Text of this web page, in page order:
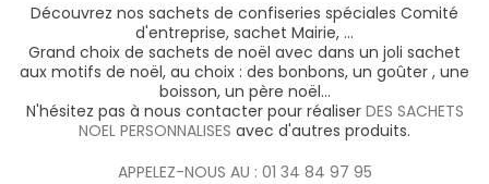
Découvrez nos sachets de confiseries spéciales Comité
d'entreprise, sachet Mairie, ...
Grand choix de sachets de noël avec dans un joli sachet
aux motifs de noël, au choix : des bonbons, un goûter , une
boisson, un père noël...
N'hésitez pas à nous contacter pour réaliser DES SACHETS
NOEL PERSONNALISES avec d'autres produits.
APPELEZ-NOUS AU : 01 34 84 97 95